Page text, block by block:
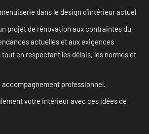
dans le design d’intérieur actuel
projet de rénovation aux contraintes du
actuelles et aux exigences
en respectant les délais, les normes et
accompagnement professionnel.
votre intérieur avec ces idées de